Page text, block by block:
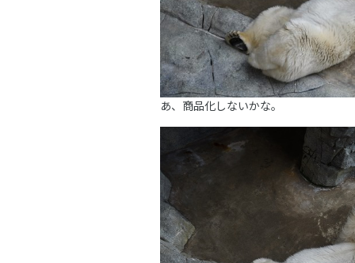
あ、商品化しないかな。